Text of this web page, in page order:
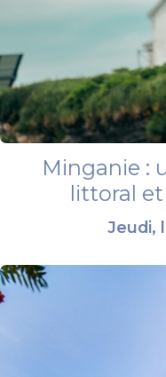
Minganie :
littoral et
Jeudi,